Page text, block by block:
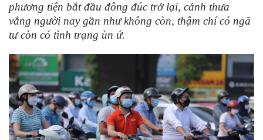
phương tiện bắt đầu đông đúc trở lại, cảnh thưa
vắng người nay gần như không còn, thậm chí có ngã
tư còn có tình trạng ùn ứ.